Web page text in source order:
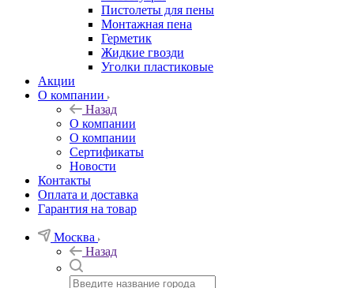
Пистолеты для пены
Монтажная пена
Герметик
Жидкие гвозди
Уголки пластиковые
Акции
О компании
Назад
О компании
О компании
Сертификаты
Новости
Контакты
Оплата и доставка
Гарантия на товар
Москва
Назад